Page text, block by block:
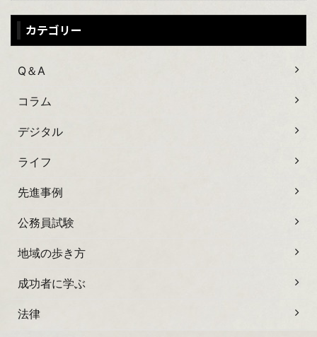
カテゴリー
Q＆A
コラム
デジタル
ライフ
先進事例
公務員試験
地域の歩き方
成功者に学ぶ
法律